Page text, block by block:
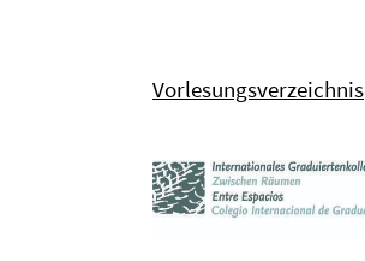
Vorlesungsverzeichnis